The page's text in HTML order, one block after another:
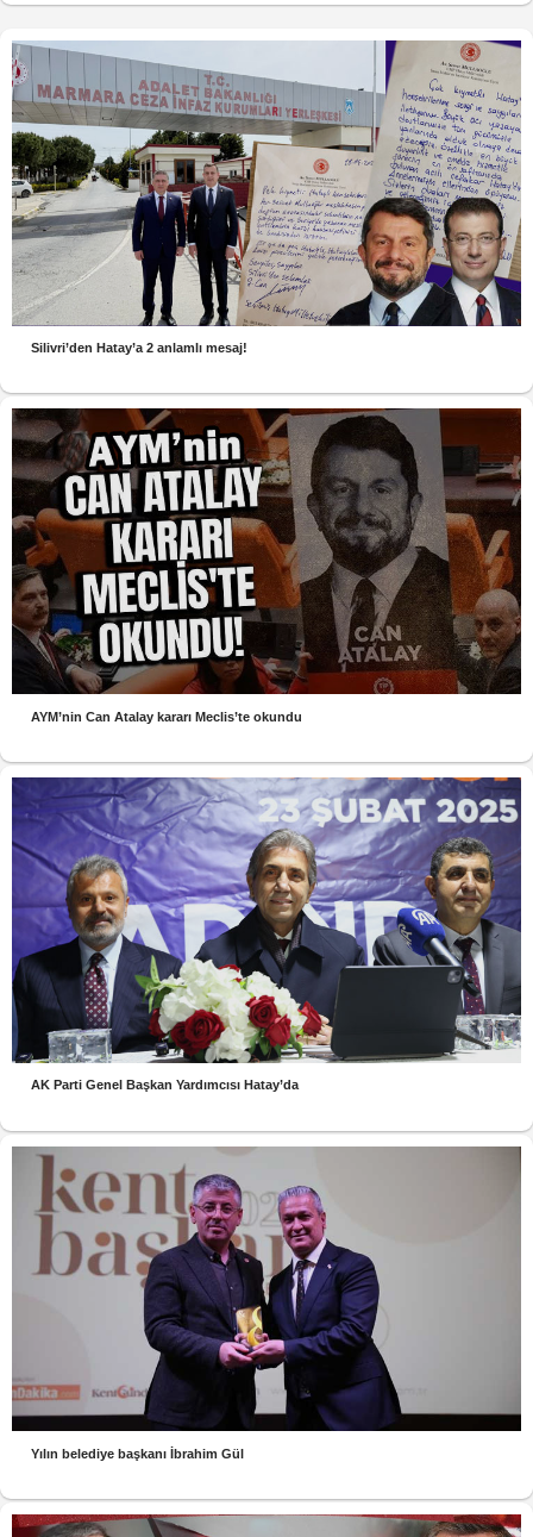
Silivri’den Hatay’a 2 anlamlı mesaj!
AYM’nin Can Atalay kararı Meclis’te okundu
AK Parti Genel Başkan Yardımcısı Hatay’da
Yılın belediye başkanı İbrahim Gül